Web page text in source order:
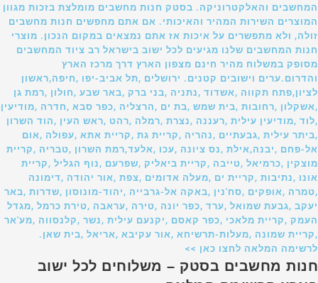
המחשבים והאלקטרוניקה. בסטק חנות מחשבים מומלצת בזכות מגוון
המוצרים השירות המהיר והאיכותי. אם אתם מחפשים חנות מחשבים
זולה, ולא מתפשרים על איכות אז אתם נמצאים במקום הנכון. מוצרי
חנות המחשבים שלנו מגיעים לכל ישוב בישראל רב ציוד המחשבים
מסופק במשלוח מהיר חינם מצפון הארץ דרך מרכז הארץ
והדרום.ערים וישובים קטנים. ירושלים ,תל אביב-יפו ,חיפה,ראשון
לציון,פתח תקווה ,אשדוד ,נתניה ,בני ברק ,באר שבע ,חולון ,רמת גן
,אשקלון ,רחובות ,בית שמש ,בת ים ,הרצליה ,כפר סבא ,חדרה ,מודיעין
,לוד ,מודיעין עילית ,רעננה ,נצרת ,רמלה ,רהט ,ראש העין ,הוד השרון
,ביתר עילית ,גבעתיים ,נהריה ,קריית גת ,קריית אתא ,עפולה ,אום
אל-פחם ,יבנה,אילת ,נס ציונה ,עכו ,אלעד,רמת השרון ,טבריה ,קריית
מוצקין ,כרמיאל ,טייבה ,קריית ביאליק ,שפרעם ,נוף הגליל ,קריית
אונו ,נתיבות ,קריית ים ,מעלה אדומים ,צפת ,אור יהודה ,דימונה
,טמרה ,אופקים ,סח'נין ,באקה אל-גרבייה ,יהוד-מונוסון ,שדרות ,באר
יעקב ,גבעת שמואל ,ערד ,כפר יונה ,טירה ,עראבה ,טירת כרמל ,מגדל
העמק ,קריית מלאכי ,כפר קאסם ,יקנעם עילית ,נשר ,קלנסווה ,מע'אר
,קריית שמונה ,מעלות-תרשיחא ,אור עקיבא ,אריאל ,בית שאן.
לרשימה המלאה לחצו כאן >>
חנות מחשבים בסטק – משלוחים לכל ישוב